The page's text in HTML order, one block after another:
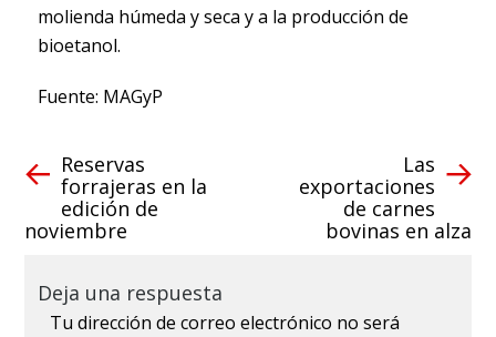
molienda húmeda y seca y a la producción de
bioetanol.
Fuente: MAGyP
Reservas
forrajeras en la
edición de
noviembre
Las
exportaciones
de carnes
bovinas en alza
Deja una respuesta
Tu dirección de correo electrónico no será